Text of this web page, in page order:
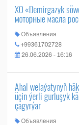
ХО «Demirgazyk
моторные масла
Объявления
+99361702728
26.06.2026 - 16:16
Ahal welaýatynyň
üçin ýerli gurluşyk
çagyrýar
Объявления